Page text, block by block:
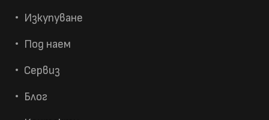
Изкупуване
Под наем
Сервиз
Блог